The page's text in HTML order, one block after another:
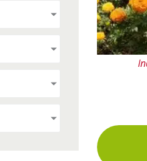
Plantes
Plantes
Lavande